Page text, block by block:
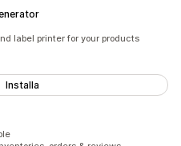
label printer for your products
Installa